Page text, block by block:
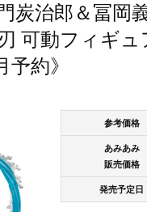
炭治郎＆冨岡
可動フィギ
約》
参考価格
あみあみ
販売価格
発売予定日